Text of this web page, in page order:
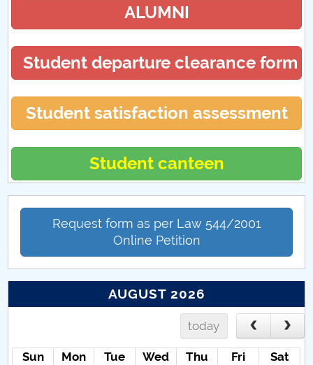
ALUMNI
Student departure clearance form
Student satisfaction assessment
Student canteen
Request form as per Law 544/2001
Online Petition
AUGUST 2026
today
Sun Mon Tue Wed Thu Fri
Sat